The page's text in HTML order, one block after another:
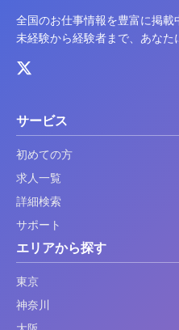
全国のお仕事情報を豊富に掲載
未経験から経験者まで、あなた
サービス
初めての方
求人一覧
詳細検索
サポート
エリアから探す
東京
神奈川